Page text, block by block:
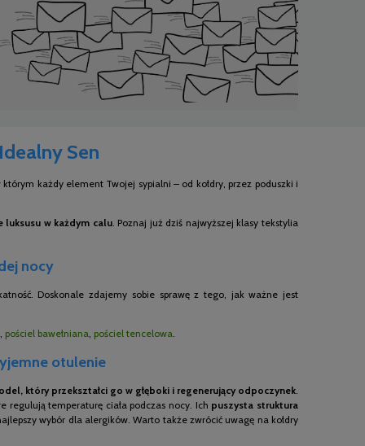
Sen
każdy element Twojej sypialni – od kołdry, przez poduszki i
luksusu w każdym calu. Poznaj już dziś najwyższej klasy tekstylia
nocy
Doskonale zdajemy sobie sprawę z tego, jak ważne jest
pościel bawełniana pościel tencelowa
otulenie
który przekształci go w głęboki i regenerujący odpoczynek
regulują temperaturę ciała podczas nocy. Ich puszysta struktura
wybór dla alergików. Warto także zwrócić uwagę na kołdry